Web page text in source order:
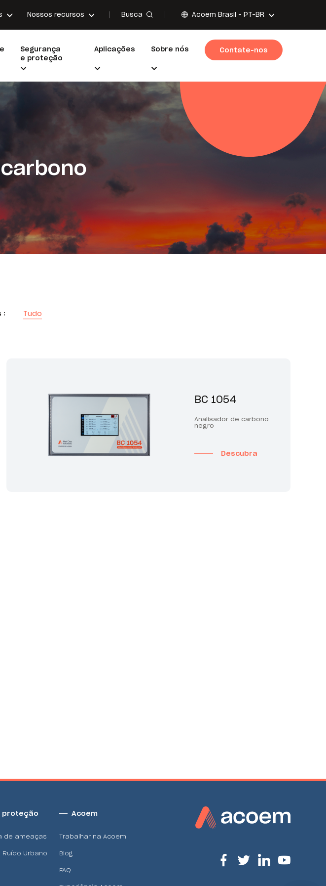
Nossos recursos Busca Acoem Brasil - PT-BR
Segurança
e proteção
Aplicações Sobre nós Contate-nos
: Tudo
BC 1054
Analisador de carbono
negro
Descubra
proteção
de ameaças
Urbano
Acoem
Trabalhar na Acoem
Blog
FAQ